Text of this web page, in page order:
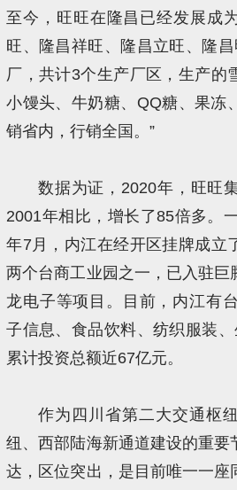
至今，旺旺在隆昌已经发展成
旺、隆昌祥旺、隆昌立旺、隆
厂，共计3个生产厂区，生产的
小馒头、牛奶糖、QQ糖、果冻
销省内，行销全国。”
数据为证，2020年，旺旺
2001年相比，增长了85倍多。
年7月，内江在经开区挂牌成立
两个台商工业园之一，已入驻巨
龙电子等项目。目前，内江有
子信息、食品饮料、纺织服装、
累计投资总额近67亿元。
作为四川省第二大交通枢
纽、西部陆海新通道建设的重要
达，区位突出，是目前唯一一座